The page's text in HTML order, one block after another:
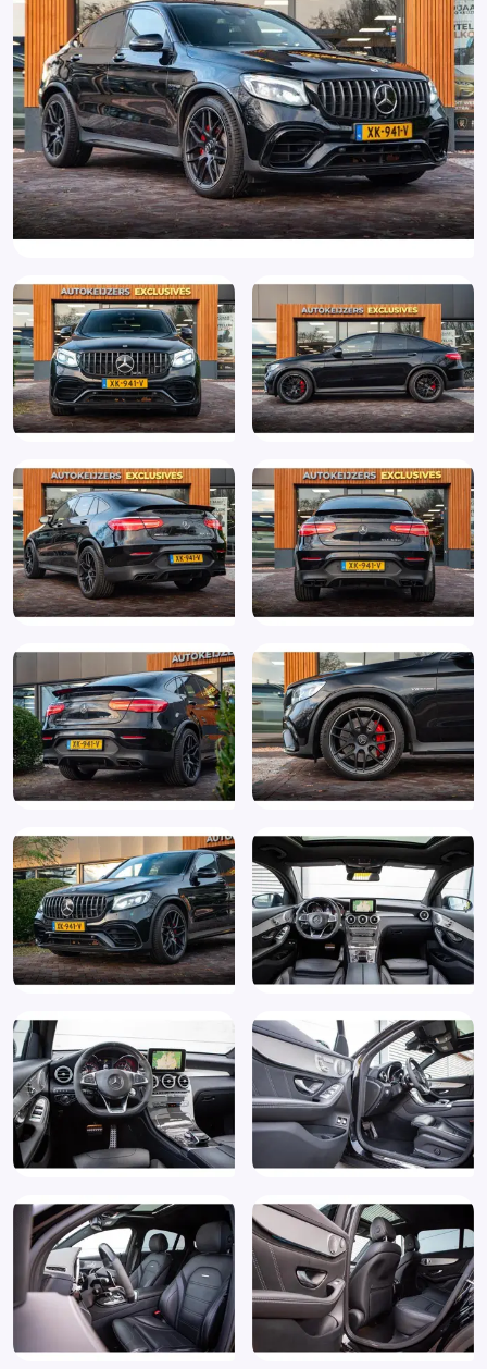
Centrale deurvergrendeling met afstandsbediening
Connected services
Cruise control adaptief met Stop&Go en stuurhulp
Dimlichten automatisch
Dodehoek Detectie
Elektrisch bedienbare achterklep
Elektrisch bedienbare achterklep met sensorsturing
Elektrische ramen voor en achter
Elektronisch Stabiliteits Programma
Extra getint glas
Gelimiteerd slipdifferentieel
Geluid- en warmtewerend glas
Grootlichtassistent
Hoofd airbag(s) achter
Hoofd airbag(s) voor
Keyless-Go pakket
Keyless entry
Keyless start
Kruisend verkeer detectie
LED achterlichten
LED dagrijverlichting
Lederen interieurdelen
Lederen stuurwiel
Luchtvering
Multimedia-voorbereiding
Optioneel leverbaar met ruime garantie, onderhoud en
inruil mogelijkheden
Parkeer assistent
Parkeersensor achter
Parkeersensor voor
Parkeersensor voor en achter
Passagiersairbag
RDW-leges
Regensensor
Rijassistentiepakket
Rijstrooksensor met correctie
Rondomzicht camera
Ruitensproeiers verwarmbaar
Schakelmogelijkheid aan stuurwiel
Spiegel-pakket